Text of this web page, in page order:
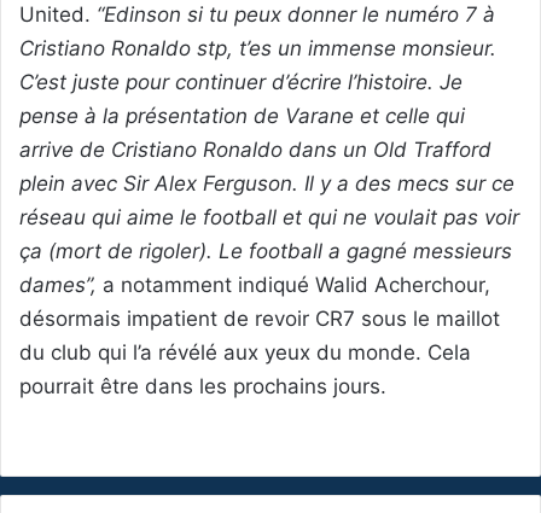
United. “Edinson si tu peux donner le numéro 7 à
Cristiano Ronaldo stp, t’es un immense monsieur.
C’est juste pour continuer d’écrire l’histoire. Je
pense à la présentation de Varane et celle qui
arrive de Cristiano Ronaldo dans un Old Trafford
plein avec Sir Alex Ferguson. Il y a des mecs sur ce
réseau qui aime le football et qui ne voulait pas voir
ça (mort de rigoler). Le football a gagné messieurs
dames”, a notamment indiqué Walid Acherchour,
désormais impatient de revoir CR7 sous le maillot
du club qui l’a révélé aux yeux du monde. Cela
pourrait être dans les prochains jours.